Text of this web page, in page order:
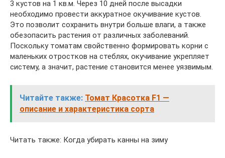
3 кустов на 1 кв.м. Через 10 дней после высадки
необходимо провести аккуратное окучивание кустов.
Это позволит сохранить внутри больше влаги, а также
обезопасить растения от различных заболеваний.
Поскольку томатам свойственно формировать корни с
маленьких отростков на стеблях, окучивание укрепляет
систему, а значит, растение становится менее уязвимым.
Читайте также: Томат Красотка F1 —
описание и характеристика сорта
Читать также: Когда убирать канны на зиму